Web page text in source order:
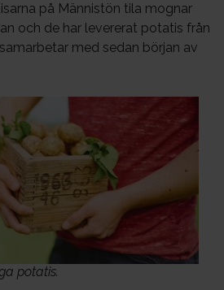
på Männistön tila mognar
och de har levererat potatis från
med sedan början av
potatis.